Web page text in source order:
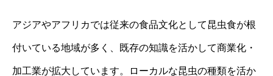
アジアやアフリカでは従来の食品文化として昆虫食が根
付いている地域が多く、既存の知識を活かして商業化・
加工業が拡大しています。ローカルな昆虫の種類を活か